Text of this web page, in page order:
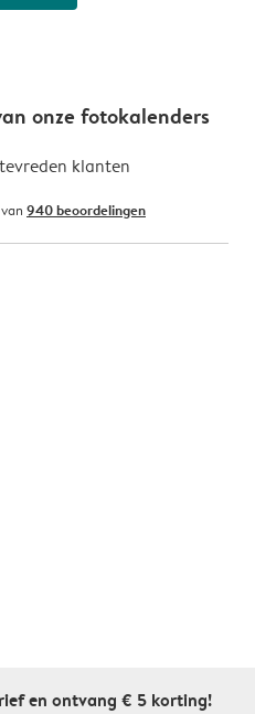
onze fotokalenders
klanten
940 beoordelingen
en ontvang € 5 korting!